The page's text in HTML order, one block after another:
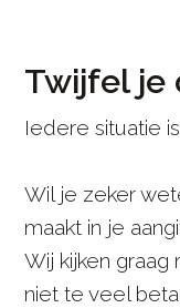
Twijfel je
Iedere situatie
Wil je zeker
maakt in je
Wij kijken
niet te veel